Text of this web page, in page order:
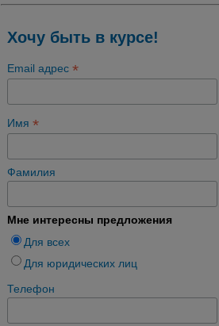
Хочу быть в курсе!
Email адрес*
Имя*
Фамилия
Мне интересны предложения
Для всех
Для юридических лиц
Телефон